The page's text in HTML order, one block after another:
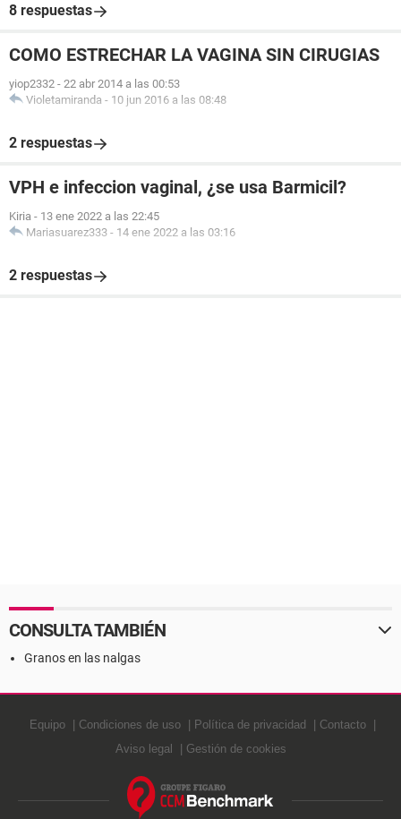
8 respuestas
COMO ESTRECHAR LA VAGINA SIN CIRUGIAS
yiop2332 - 22 abr 2014 a las 00:53
Violetamiranda - 10 jun 2016 a las 08:48
2 respuestas
VPH e infeccion vaginal, ¿se usa Barmicil?
Kiria - 13 ene 2022 a las 22:45
Mariasuarez333 - 14 ene 2022 a las 03:16
2 respuestas
CONSULTA TAMBIÉN
Granos en las nalgas
Equipo Condiciones de uso Política de privacidad
Contacto
Aviso legal
Gestión de cookies